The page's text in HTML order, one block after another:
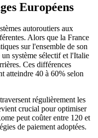
Européens
autoroutiers aux
Alors que la France
sur l'ensemble de son
système sélectif et l'Italie
Ces différences
atteindre 40 à 60% selon
régulièrement les
crucial pour optimiser
peut coûter entre 120 et
de paiement adoptées.